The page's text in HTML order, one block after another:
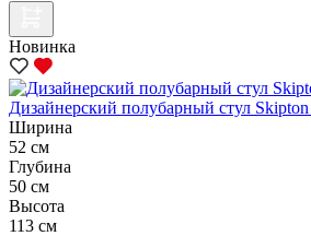
Новинка
Дизайнерский полубарный стул
Ширина
52 см
Глубина
50 см
Высота
113 см